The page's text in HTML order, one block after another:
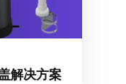
解决方案